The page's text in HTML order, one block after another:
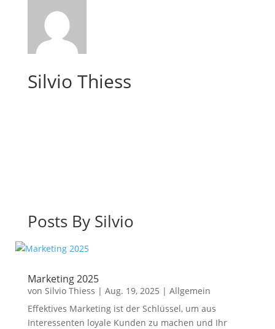
Silvio Thiess
Posts By Silvio
Marketing 2025
von Silvio Thiess | Aug. 19, 2025 | Allgemein
Effektives Marketing ist der Schlüssel, um aus
Interessenten loyale Kunden zu machen und Ihr